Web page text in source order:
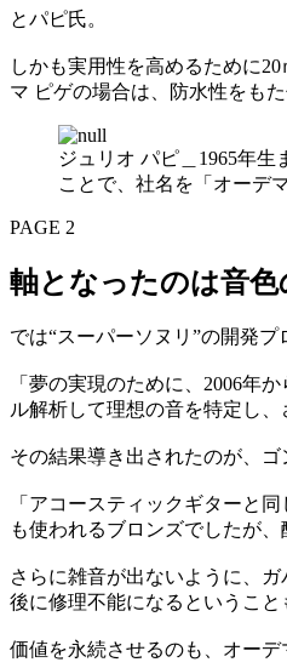
とパピ氏。
しかも実用性を高めるために
マ ピゲの場合は、防水性をも
ジュリオ パピ＿1965年
ことで、社名を「オーデ
PAGE 2
軸となったのは音色
では“スーパーソヌリ”の開発
「夢の実現のために、2006年
ル解析して理想の音を特定し
その結果導き出されたのが、
「アコースティックギターと
も使われるブロンズでしたが
さらに雑音が出ないように、
後に修理不能になるということ
価値を永続させるのも、オー